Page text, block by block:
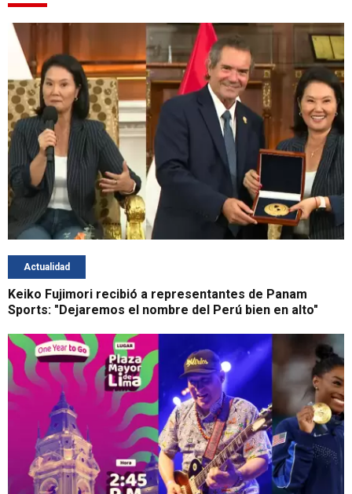
Actualidad
Keiko Fujimori recibió a representantes de Panam
Sports: "Dejaremos el nombre del Perú bien en alto"